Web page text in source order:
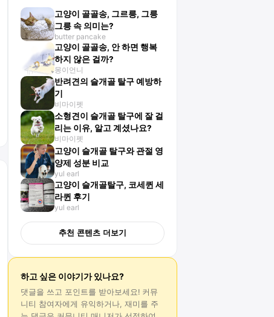
고양이 골골송, 그르릉, 그릉
그릉 속 의미는?
butter pancake
고양이 골골송, 안 하면 행복
하지 않은 걸까?
몽이언니
반려견의 슬개골 탈구 예방하
기
비마이펫
소형견이 슬개골 탈구에 잘 걸
리는 이유, 알고 계셨나요?
비마이펫
고양이 슬개골 탈구와 관절 영
양제 성분 비교
yul earl
고양이 슬개골탈구, 코세퀸 세
라퀸 후기
yul earl
추천 콘텐츠 더보기
하고 싶은 이야기가 있나요?
댓글을 쓰고 포인트를 받아보세요! 커뮤
니티 참여자에게 유익하거나, 재미를 주